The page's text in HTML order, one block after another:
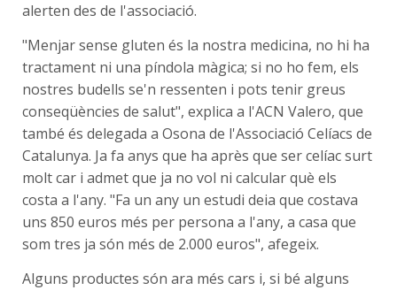
alerten des de l'associació.
"Menjar sense gluten és la nostra medicina, no hi ha
tractament ni una píndola màgica; si no ho fem, els
nostres budells se'n ressenten i pots tenir greus
conseqüències de salut", explica a l'ACN Valero, que
també és delegada a Osona de l'Associació Celíacs de
Catalunya. Ja fa anys que ha après que ser celíac surt
molt car i admet que ja no vol ni calcular què els
costa a l'any. "Fa un any un estudi deia que costava
uns 850 euros més per persona a l'any, a casa que
som tres ja són més de 2.000 euros", afegeix.
Alguns productes són ara més cars i, si bé alguns